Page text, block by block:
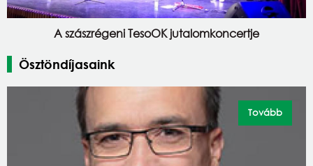
A szászrégeni TesoOK jutalomkoncertje
Ösztöndíjasaink
Tovább